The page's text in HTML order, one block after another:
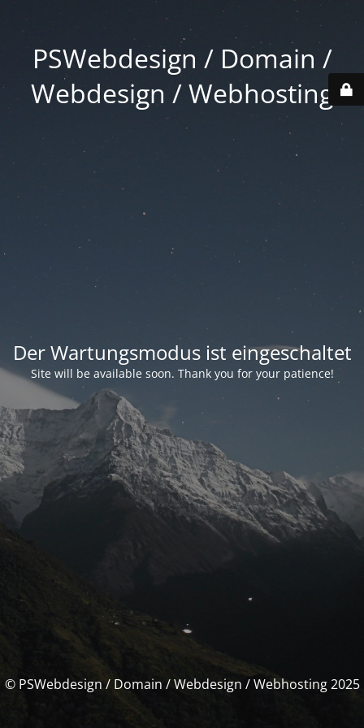
PSWebdesign / Domain /
Webdesign / Webhosting
Der Wartungsmodus ist eingeschaltet
Site will be available soon. Thank you for your patience!
© PSWebdesign / Domain / Webdesign / Webhosting 2025